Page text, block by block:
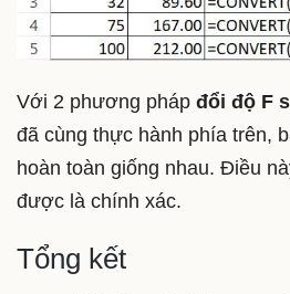
Với 2 phương pháp đổi độ F
đã cùng thực hành phía trên,
hoàn toàn giống nhau. Điều
được là chính xác.
Tổng kết